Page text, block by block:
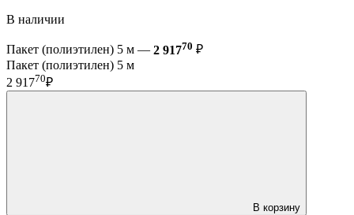
В наличии
Пакет (полиэтилен) 5 м — 2 91770 ₽
Пакет (полиэтилен) 5 м
2 91770₽
В корзину